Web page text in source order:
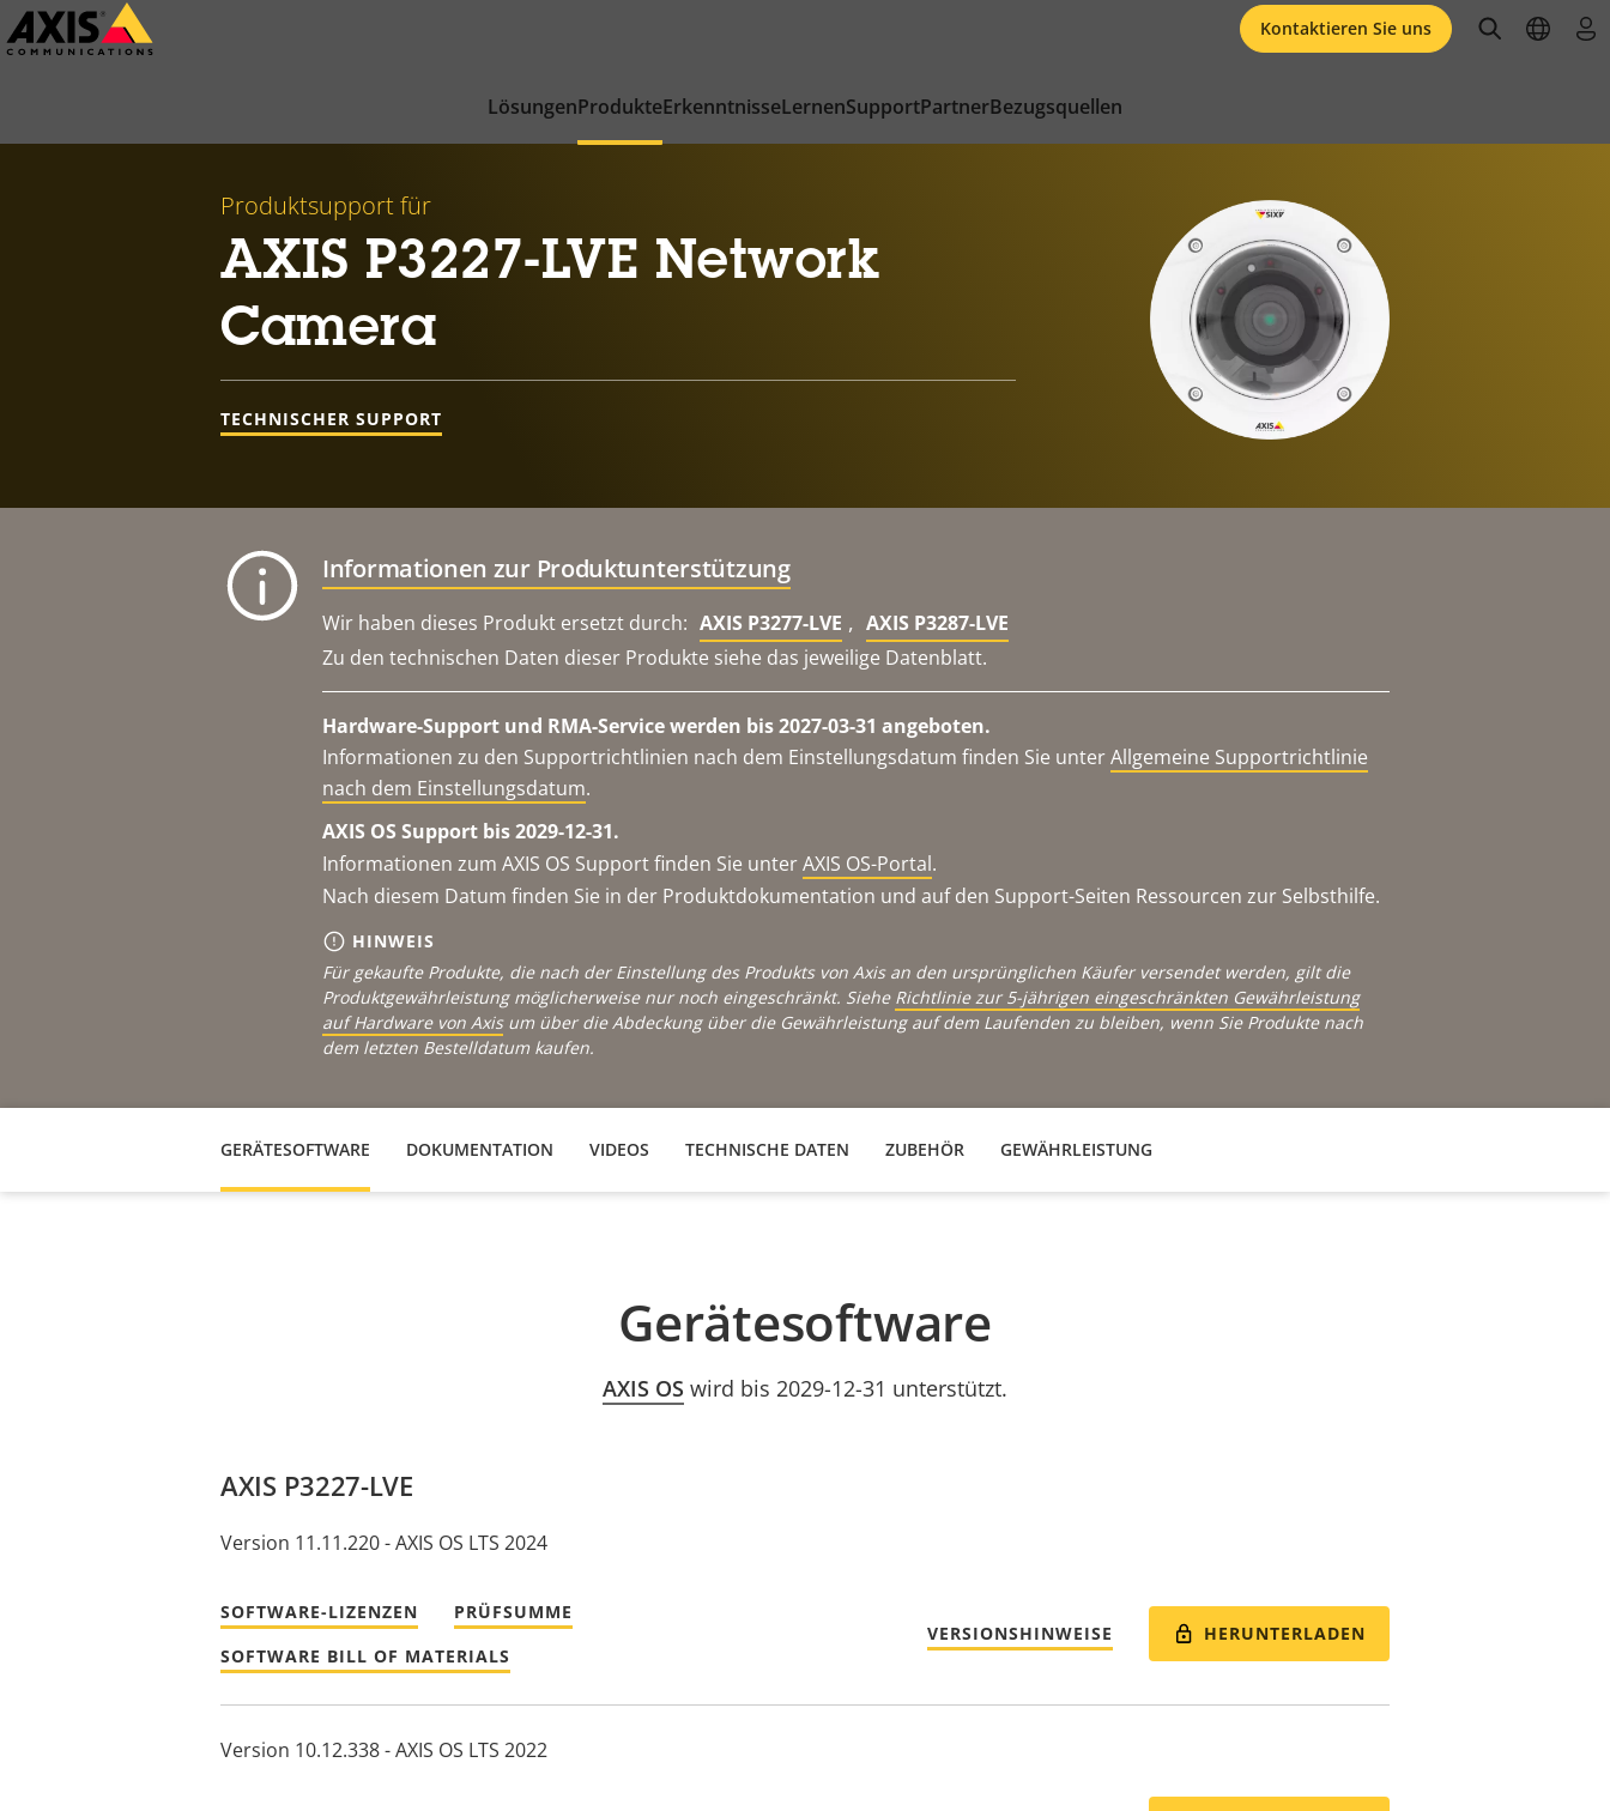
Zum
Hauptinhalt
LösungenProdukteErkenntnisseLernenSupportPartnerBezugsquellen
Kontaktieren Sie uns openopen
Produktsupport für
AXIS P3227-LVE Network
Camera
TECHNISCHER SUPPORT
Informationen zur Produktunterstützung
Wir haben dieses Produkt ersetzt durch: AXIS P3277-LVE , AXIS P3287-LVE
Zu den technischen Daten dieser Produkte siehe das jeweilige Datenblatt.
Hardware-Support und RMA-Service werden bis 2027-03-31 angeboten.
Informationen zu den Supportrichtlinien nach dem Einstellungsdatum finden Sie unterAllgemeine Supportrichtlinie
nach dem Einstellungsdatum.
AXIS OS Support bis 2029-12-31.
Informationen zum AXIS OS Support finden Sie unterAXIS OS-Portal.
Nach diesem Datum finden Sie in der Produktdokumentation und auf den Support-Seiten Ressourcen zur Selbsthilfe.
HINWEIS
Für gekaufte Produkte, die nach der Einstellung des Produkts von Axis an den ursprünglichen Käufer versendet werden, gilt die
Produktgewährleistung möglicherweise nur noch eingeschränkt. Siehe Richtlinie zur 5-jährigen eingeschränkten Gewährleistung
auf Hardware von Axisum über die Abdeckung über die Gewährleistung auf dem Laufenden zu bleiben, wenn Sie Produkte nach
dem letzten Bestelldatum kaufen.
GERÄTESOFTWARE DOKUMENTATION VIDEOS TECHNISCHE DATEN ZUBEHÖR GEWÄHRLEISTUNG
Gerätesoftware
AXIS OS wird bis 2029-12-31 unterstützt.
AXIS P3227-LVE
Version 11.11.220 - AXIS OS LTS 2024
SOFTWARE-LIZENZEN
PRÜFSUMME
SOFTWARE BILL OF MATERIALS
VERSIONSHINWEISE HERUNTERLADEN
Version 10.12.338 - AXIS OS LTS 2022